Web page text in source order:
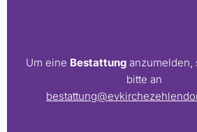
Um eine Bestattung anzumelden,
bitte an